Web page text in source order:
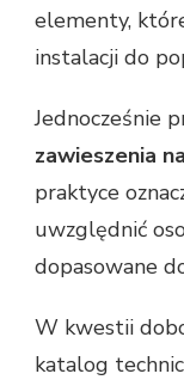
elementy,
instalacji do
Jednocześnie
zawieszenia
praktyce
uwzględnić
dopasowane
W kwestii
katalog